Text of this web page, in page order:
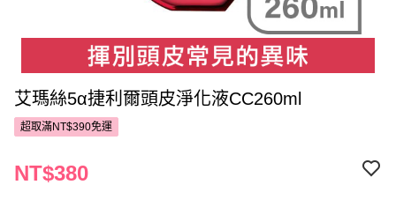
艾瑪絲5α捷利爾頭皮淨化液CC260ml
超取滿NT$390免運
NT$380